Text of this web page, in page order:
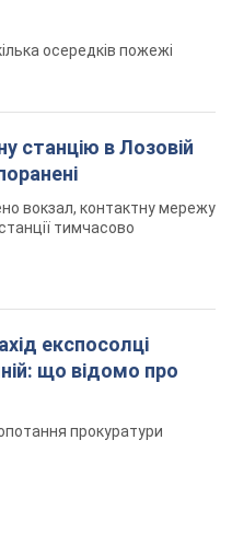
осередків пожежі
станцію в Лозовій
вокзал, контактну мережу
тимчасово
прокуратури